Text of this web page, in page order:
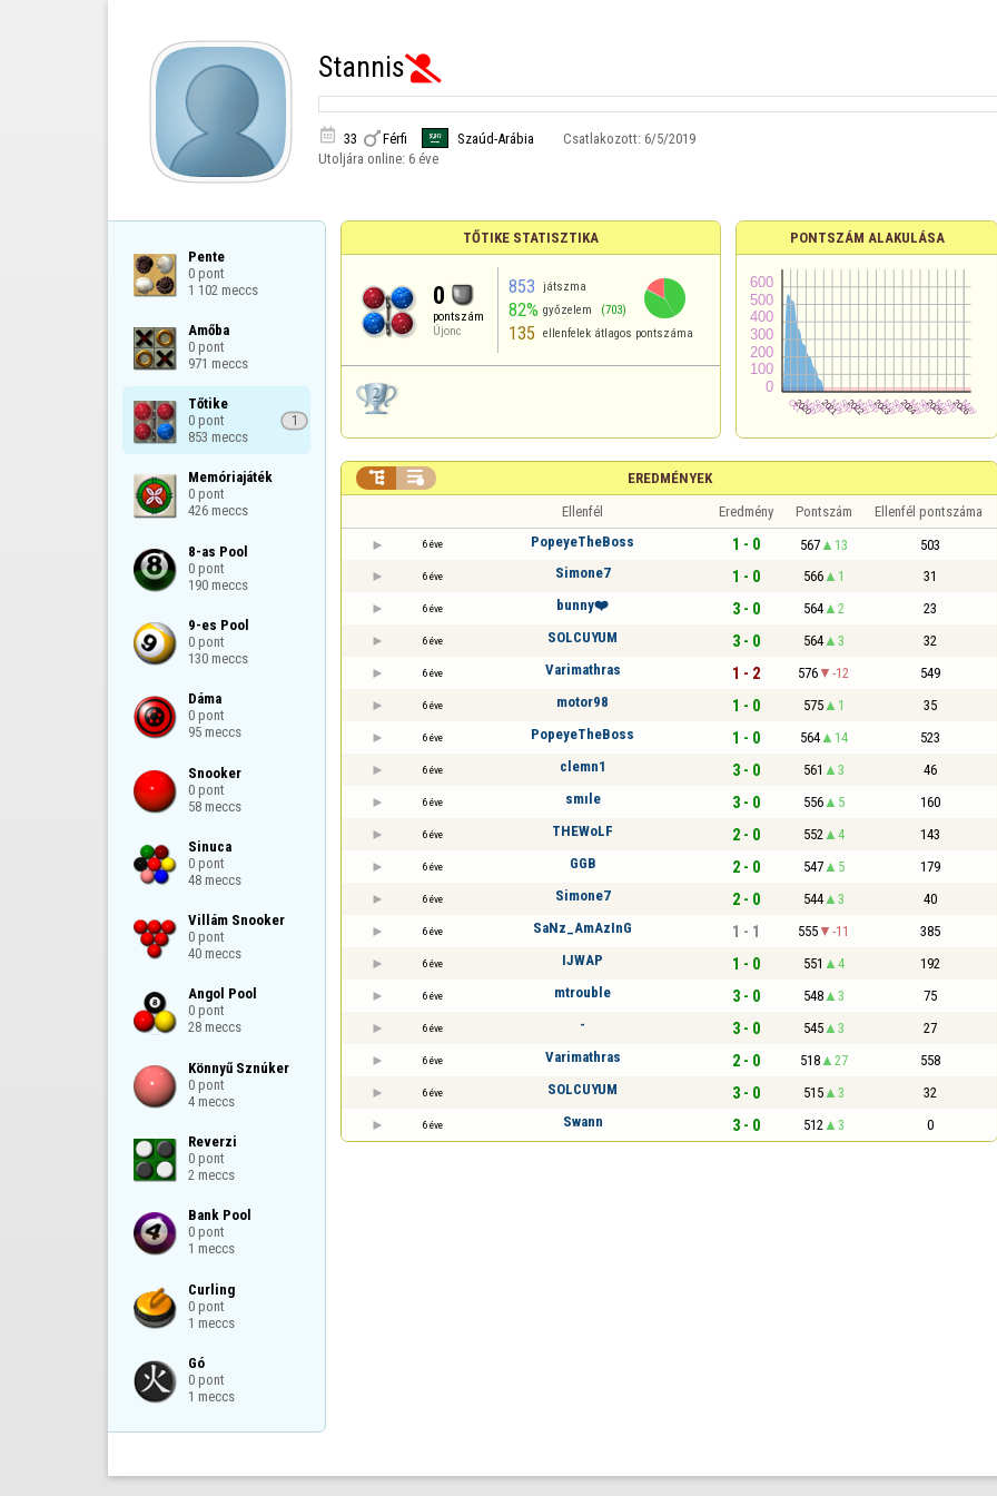
Stannis
 33 Férfi Szaúd-Arábia Csatlakozott: 6/5/2019
Utoljára online: 6 éve
Pente
0 pont
1 102 meccs
Amőba
0 pont
971 meccs
Tőtike
0 pont
853 meccs
1
Memóriajáték
0 pont
426 meccs
8-as Pool
0 pont
190 meccs
9-es Pool
0 pont
130 meccs
Dáma
0 pont
95 meccs
Snooker
0 pont
58 meccs
Sinuca
0 pont
48 meccs
Villám Snooker
0 pont
40 meccs
Angol Pool
0 pont
28 meccs
Könnyű Sznúker
0 pont
4 meccs
Reverzi
0 pont
2 meccs
Bank Pool
0 pont
1 meccs
Curling
0 pont
1 meccs
Gó
0 pont
1 meccs
TŐTIKE STATISZTIKA
0
pontszám
Újonc
853 játszma
82% győzelem (703)
135 ellenfelek átlagos pontszáma
PONTSZÁM ALAKULÁSA
EREDMÉNYEK
 
Ellenfél Eredmény Pontszám Ellenfél pontszáma
6 éve PopeyeTheBoss 1 - 0 567 13 503
6 éve Simone7 1 - 0 566 1 31
6 éve bunny❤️ 3 - 0 564 2 23
6 éve SOLCUYUM 3 - 0 564 3 32
6 éve Varimathras 1 - 2 576 -12 549
6 éve motor98 1 - 0 575 1 35
6 éve PopeyeTheBoss 1 - 0 564 14 523
6 éve clemn1 3 - 0 561 3 46
6 éve smıle 3 - 0 556 5 160
6 éve THEWoLF 2 - 0 552 4 143
6 éve GGB 2 - 0 547 5 179
6 éve Simone7 2 - 0 544 3 40
6 éve SaNz_AmAzInG 1 - 1 555 -11 385
6 éve IJWAP 1 - 0 551 4 192
6 éve mtrouble 3 - 0 548 3 75
6 éve - 3 - 0 545 3 27
6 éve Varimathras 2 - 0 518 27 558
6 éve SOLCUYUM 3 - 0 515 3 32
6 éve Swann 3 - 0 512 3 0